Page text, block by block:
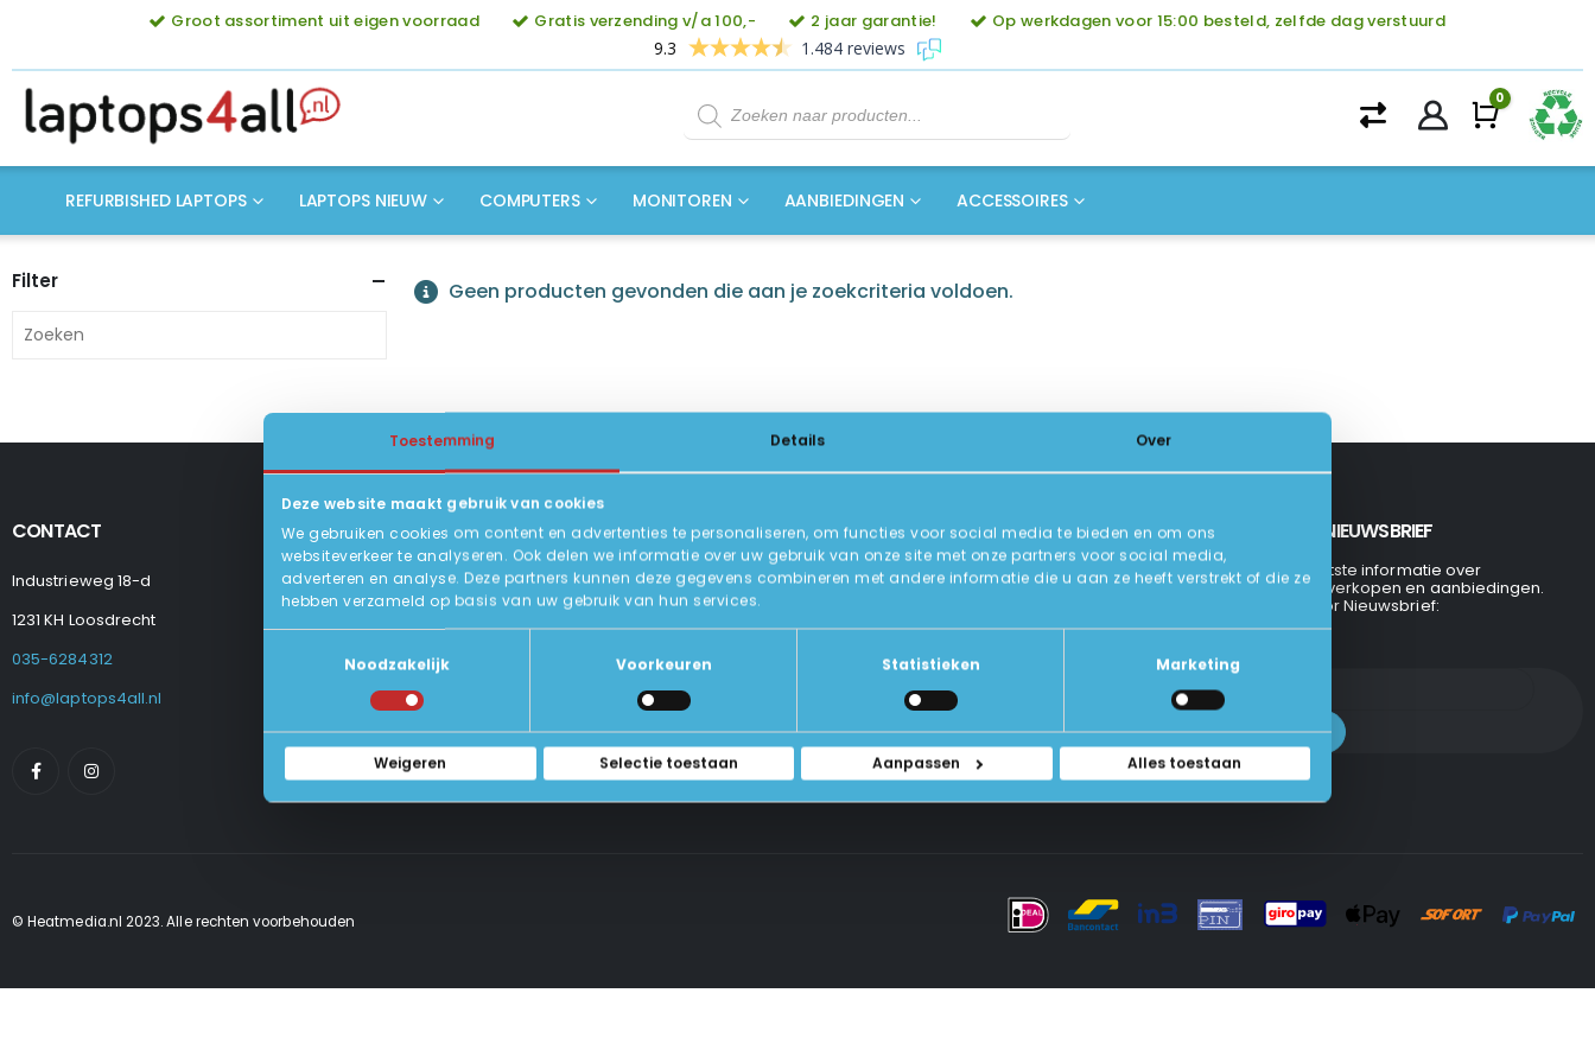
Toestemming Details Over
Deze website maakt gebruik van cookies
We gebruiken cookies om content en advertenties te personaliseren, om functies voor social media te bieden en om ons
websiteverkeer te analyseren. Ook delen we informatie over uw gebruik van onze site met onze partners voor social media,
adverteren en analyse. Deze partners kunnen deze gegevens combineren met andere informatie die u aan ze heeft verstrekt of die ze
hebben verzameld op basis van uw gebruik van hun services.
Noodzakelijk
Voorkeuren Statistieken Marketing
Weigeren Selectie toestaan Aanpassen Alles toestaan
Groot assortiment uit eigen voorraad Gratis verzending v/a 100,- 2 jaar garantie!
Op werkdagen voor 15:00 besteld, zelfde dag verstuurd
9.3
1.484 reviews
Producten
zoeken
0
REFURBISHED LAPTOPS LAPTOPS NIEUW COMPUTERS MONITOREN AANBIEDINGEN ACCESSOIRES
Geen producten gevonden die aan je zoekcriteria voldoen.
Filter
CONTACT
Industrieweg 18-d
1231 KH Loosdrecht
035-6284312
info@laptops4all.nl
KLANTENSERVICE
Levering
Betalen En Bestellen
Retourneren
Veel Gestelde Vragen
Algemene Voorwaarden
Privacy Beleid
INFORMATIE
Over Ons
U-Pas
Contact Met Ons Opnemen
INSCHRIJVEN NIEUWSBRIEF
Ontvang de laatste informatie over
evenementen, verkopen en aanbiedingen.
Aanmelden voor Nieuwsbrief:
© Heatmedia.nl 2023. Alle rechten voorbehouden